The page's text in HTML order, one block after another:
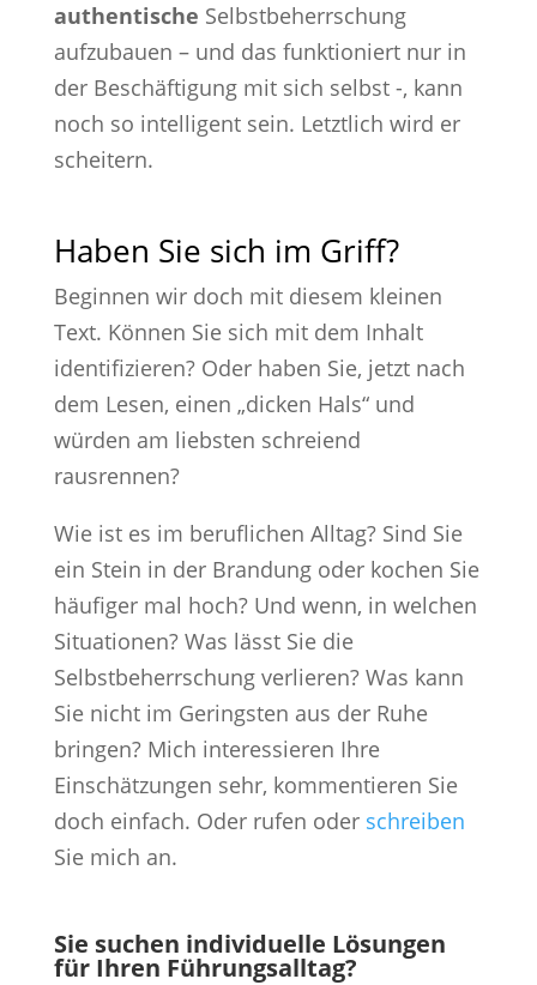
authentische Selbstbeherrschung
aufzubauen – und das funktioniert nur in
der Beschäftigung mit sich selbst -, kann
noch so intelligent sein. Letztlich wird er
scheitern.
Haben Sie sich im Griff?
Beginnen wir doch mit diesem kleinen
Text. Können Sie sich mit dem Inhalt
identifizieren? Oder haben Sie, jetzt nach
dem Lesen, einen „dicken Hals“ und
würden am liebsten schreiend
rausrennen?
Wie ist es im beruflichen Alltag? Sind Sie
ein Stein in der Brandung oder kochen Sie
häufiger mal hoch? Und wenn, in welchen
Situationen? Was lässt Sie die
Selbstbeherrschung verlieren? Was kann
Sie nicht im Geringsten aus der Ruhe
bringen? Mich interessieren Ihre
Einschätzungen sehr, kommentieren Sie
doch einfach. Oder rufen oder schreiben
Sie mich an.
Sie suchen individuelle Lösungen
für Ihren Führungsalltag?